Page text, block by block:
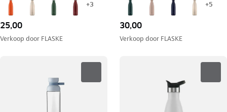
+3
25,00
Verkoop door FLASKE
+5
30,00
Verkoop door FLASKE